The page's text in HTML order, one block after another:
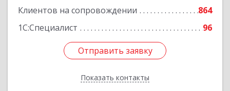
Клиентов на сопровождении
864
1С:Специалист
96
Отправить заявку
Показать контакты
Подробнее
Отправить заявку
Назад